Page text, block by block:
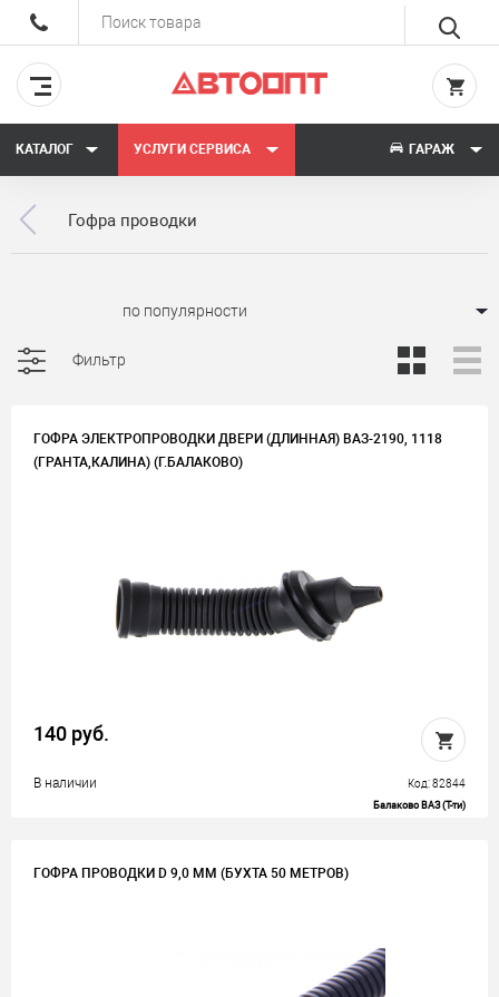
КАТАЛОГ УСЛУГИ СЕРВИСА ГАРАЖ
Гофра проводки
Фильтр
ГОФРА ЭЛЕКТРОПРОВОДКИ ДВЕРИ (ДЛИННАЯ) ВАЗ-2190, 1118
(ГРАНТА,КАЛИНА) (Г.БАЛАКОВО)
140 руб.
В наличии Код: 82844
Балаково ВАЗ (Т-ти)
ГОФРА ПРОВОДКИ D 9,0 ММ (БУХТА 50 МЕТРОВ)